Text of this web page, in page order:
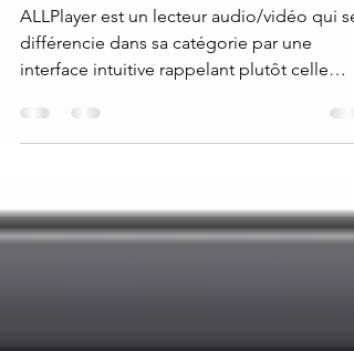
innovant
ALLPlayer est un lecteur audio/vidéo qui se
différencie dans sa catégorie par une
interface intuitive rappelant plutôt celle